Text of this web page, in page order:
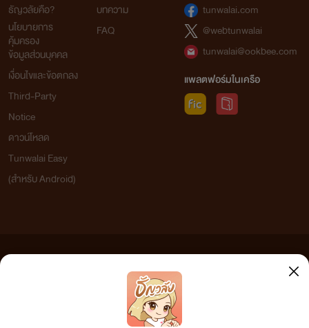
ธัญวลัยคือ?
นโยบายการ
คุ้มครอง
ข้อมูลส่วนบุคคล
เงื่อนไขและข้อตกลง
Third-Party
Notice
ดาวน์โหลด
Tunwalai Easy
(สำหรับ Android)
บทความ
FAQ
tunwalai.com
@webtunwalai
tunwalai@ookbee.com
แพลตฟอร์มในเครือ
เว็บไซต์แห่งนี้ไม่ได้เห็นด้วยและไม่ขอรับผิดชอบต่อข้อความใดๆ ทั้งสิ้น ดังนั้นผู้อ่านทุกท่านโปรดใช้
วิจารณญาณในการกลั่นกรองด้วยตนเอง และหากท่านพบข้อความใดๆ ที่ขัดต่อกฎหมายและศีลธรรม
กรุณาแจ้งมาที่ tunwalai@ookbee.com เพื่อทีมงานจะได้ดำเนินการในทันที ทั้งนี้ ทางเว็บไซต์ขอสงวน
ลิขสิทธิ์ตามพระราชบัญญัติลิขสิทธิ์ (ฉบับเพิ่มเติม) พ.ศ.2558